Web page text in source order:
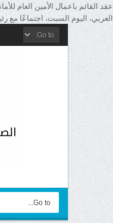
عقد القائم باعمال الأمين العام
العربي، اليوم السبت، اجتماعًا مع